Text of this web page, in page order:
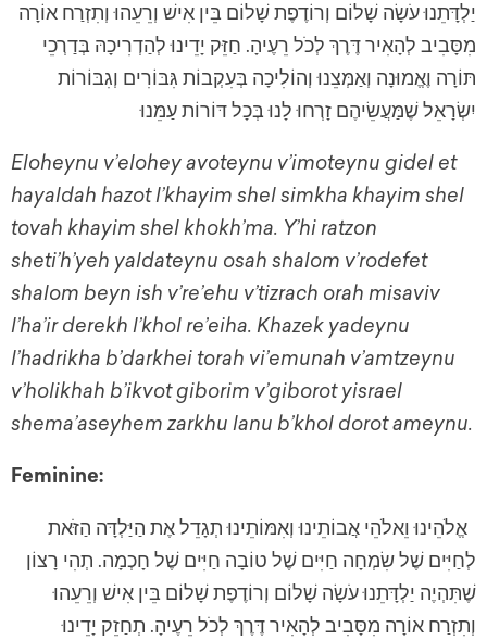
יַלְדָּתֵנוּ עֹשָׂה שָׁלוֹם וְרוֹדֶפֶת שָׁלוֹם בֵּין אִישׁ וְרֵעֵהוּ וְתִזְרַח אוֹרָה
מִסָּבִיב לְהָאִיר דֶּרֶךְ לְכֹל רֵעֶיהָ. חַזֵּק יָדֵינוּ לְהַדְרִיכָהּ בְּדַרְכֵי
תּוֹרָה וֶאֱמוּנָה וְאַמְּצֵנוּ וְהוֹלִיכָה בְּעִקְבוֹת גִּבּוֹרִים וְגִבּוֹרוֹת
יִשְׂרָאֵל שֶׁמַּעֲשֵׂיהֶם זָרְחוּ לָנוּ בְּכָל דּוֹרוֹת עַמֵּנוּ
Eloheynu v’elohey avoteynu v’imoteynu gidel et
hayaldah hazot l’khayim shel simkha khayim shel
tovah khayim shel khokh’ma. Y’hi ratzon
sheti’h’yeh yaldateynu osah shalom v’rodefet
shalom beyn ish v’re’ehu v’tizrach orah misaviv
l’ha’ir derekh l’khol re’eiha. Khazek yadeynu
l’hadrikha b’darkhei torah vi’emunah v’amtzeynu
v’holikhah b’ikvot giborim v’giborot yisrael
shema’aseyhem zarkhu lanu b’khol dorot ameynu.
Feminine:
אֱלֹהֵינוּ וֵאלֹהֵי אֲבוֹתֵינוּ וְאִמּוֹתֵינוּ תְגָדֵל אֶת הַיַּלְדָּה הַזֹּאת
לְחַיִּים שֶׁל שִׂמְחָה חַיִּים שֶׁל טוֹבָה חַיִּים שֶׁל חָכְמָה. תְהִי רָצוֹן
שֶׁתִּהְיֶה יַלְדָּתֵנוּ עֹשָׂה שָׁלוֹם וְרוֹדֶפֶת שָׁלוֹם בֵּין אִישׁ וְרֵעֵהוּ
וְתִזְרַח אוֹרָה מִסָּבִיב לְהָאִיר דֶּרֶךְ לְכֹל רֵעֶיהָ. תְחַזֵק יָדֵינוּ